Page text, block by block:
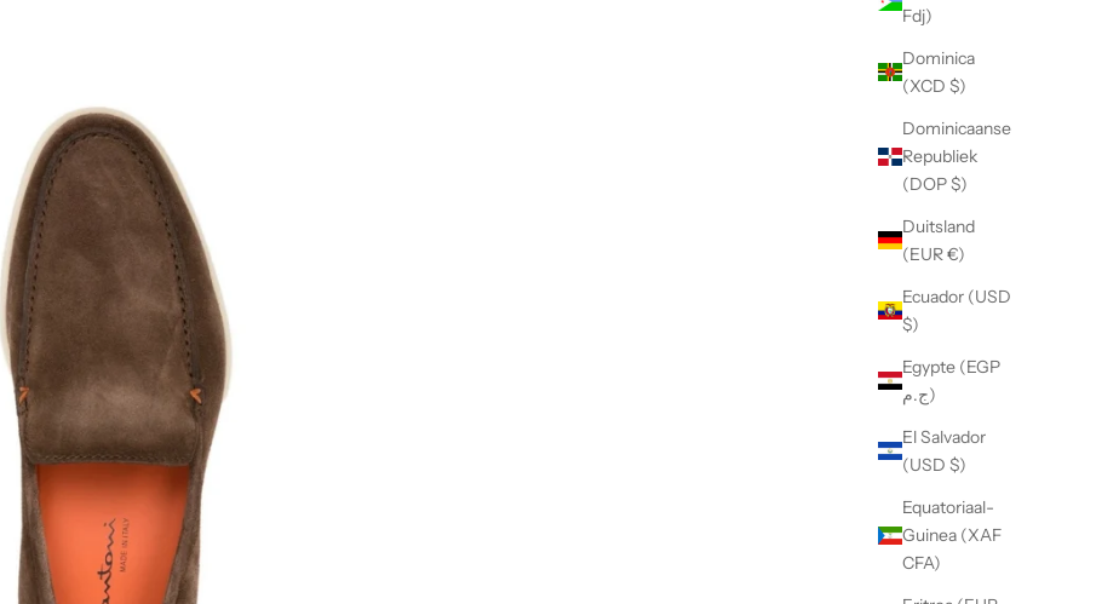
Fdj)
Dominica
(XCD $)
Dominicaanse
Republiek
(DOP $)
Duitsland
(EUR €)
Ecuador (USD
$)
Egypte (EGP
ج.م)
El Salvador
(USD $)
Equatoriaal-
Guinea (XAF
CFA)